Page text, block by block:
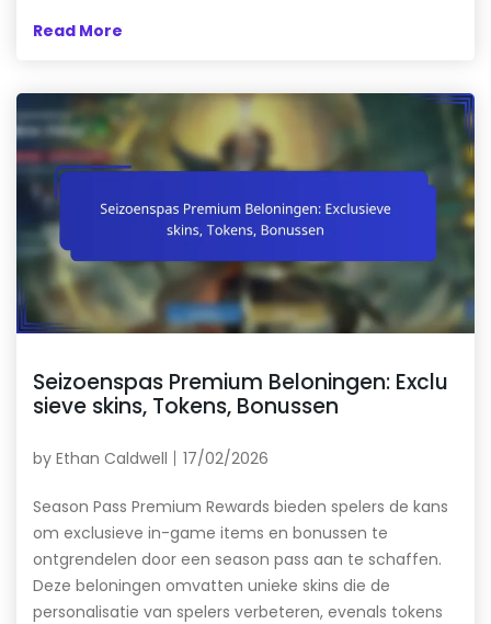
Read More
Seizoenspas Premium Beloningen: Exclu
sieve skins, Tokens, Bonussen
by Ethan Caldwell 17/02/2026
Season Pass Premium Rewards bieden spelers de kans
om exclusieve in-game items en bonussen te
ontgrendelen door een season pass aan te schaffen.
Deze beloningen omvatten unieke skins die de
personalisatie van spelers verbeteren, evenals tokens